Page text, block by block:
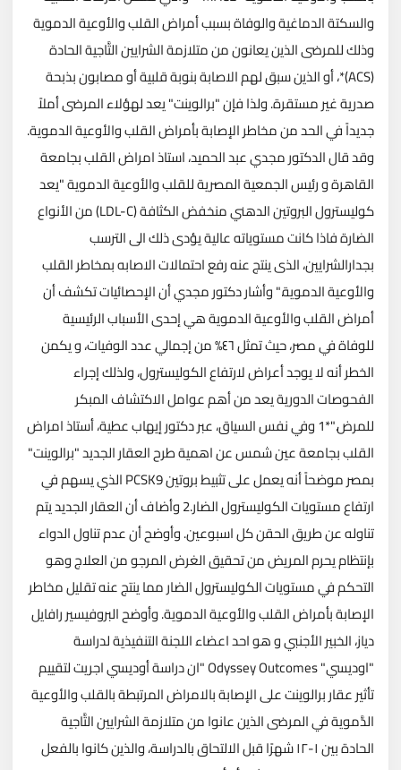
والسكتة الدماغية والوفاة بسبب أمراض القلب والأوعية الدموية
وذلك للمرضى الذين يعانون من متلازمة الشرايين التَّاجية الحادة
(ACS)*، أو الذين سبق لهم الاصابة بنوبة قلبية أو مصابون بذبحة
صدرية غير مستقرة. ولذا فإن "برالوينت" يعد لهؤلاء المرضى أملاً
جديداً في الحد من مخاطر الإصابة بأمراض القلب والأوعية الدموية.
وقد قال الدكتور مجدي عبد الحميد، استاذ امراض القلب بجامعة
القاهرة و رئيس الجمعية المصرية للقلب والأوعية الدموية "يعد
كوليسترول البروتين الدهني منخفض الكثافة (LDL-C) من الأنواع
الضارة فاذا كانت مستوياته عالية يؤدى ذلك الى الترسب
بجدارالشرايين، الذى ينتج عنه رفع احتمالات الاصابه بمخاطر القلب
والأوعية الدموية." وأشار دكتور مجدي أن الإحصائيات تكشف أن
أمراض القلب والأوعية الدموية هي إحدى الأسباب الرئيسية
للوفاة في مصر، حيث تمثل ٤٦% من إجمالي عدد الوفيات، و يكمن
الخطر أنه لا يوجد أعراض لارتفاع الكوليسترول، ولذلك إجراء
الفحوصات الدورية يعد من أهم عوامل الاكتشاف المبكر
للمرض."*1 وفي نفس السياق، عبر دكتور إيهاب عطية، أستاذ امراض
القلب بجامعة عين شمس عن اهمية طرح العقار الجديد "برالوينت"
بمصر موضحاً أنه يعمل على تثبيط بروتين PCSK9 الذي يسهم في
ارتفاع مستويات الكوليسترول الضار.2 وأضاف أن العقار الجديد يتم
تناوله عن طريق الحقن كل اسبوعين. وأوضح أن عدم تناول الدواء
بإنتظام يحرم المريض من تحقيق الغرض المرجو من العلاج وهو
التحكم في مستويات الكوليسترول الضار مما ينتج عنه تقليل مخاطر
الإصابة بأمراض القلب والأوعية الدموية. وأوضح البروفيسير رافايل
دياز، الخبير الأجنبي و هو احد اعضاء اللجنة التنفيذية لدراسة
"اوديسي" Odyssey Outcomes "ان دراسة أوديسي اجريت لتقييم
تأثير عقار برالوينت على الإصابة بالامراض المرتبطة بالقلب والأوعية
الدَّموية في المرضى الذين عانوا من متلازمة الشرايين التَّاجية
الحادة بين ١-١٢ شهرًا قبل الالتحاق بالدراسة، والذين كانوا بالفعل